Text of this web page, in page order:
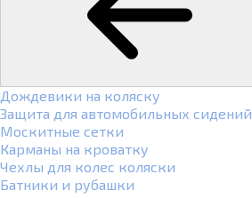
Дождевики на коляску
Защита для автомобильных сидений
Москитные сетки
Карманы на кроватку
Чехлы для колес коляски
Батники и рубашки